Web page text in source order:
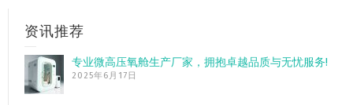
资讯推荐
专业微高压氧舱生产厂家，拥抱卓越品质与无忧服务!
2025年6月17日